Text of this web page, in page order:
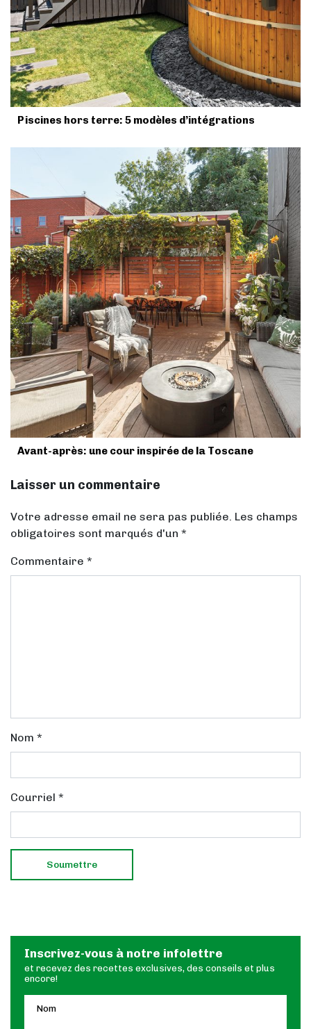
Piscines hors terre: 5 modèles d’intégrations
Avant-après: une cour inspirée de la Toscane
Laisser un commentaire
Votre adresse email ne sera pas publiée. Les champs
obligatoires sont marqués d'un *
Commentaire *
Nom *
Courriel *
Inscrivez-vous à notre infolettre
et recevez des recettes exclusives, des conseils et plus
encore!